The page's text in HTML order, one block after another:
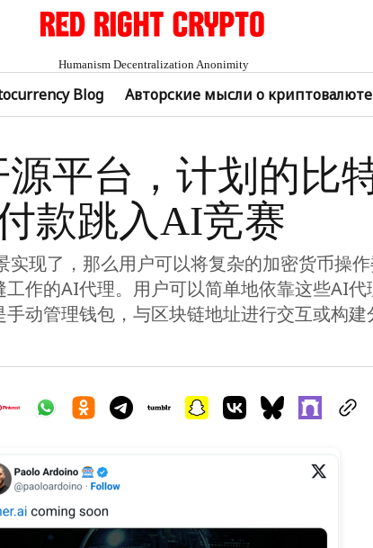
Humanism Decentralization Anonimity
Blog Авторские мысли о криптовалюте
平台，计划的比
款跳入AI竞赛
现了，那么用户可以将复杂的加密货币操
作的AI代理。用户可以简单地依靠这些AI代
动管理钱包，与区块链地址进行交互或构建